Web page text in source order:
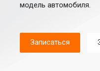
модель автомобиля.
Записаться